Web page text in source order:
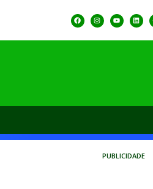
PUBLICIDADE